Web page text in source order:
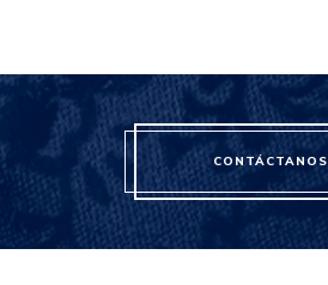
CONTÁCTANOS